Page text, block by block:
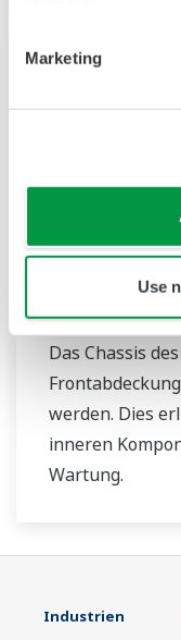
Marketing
Use
DX1000N
Das Chassis
werden. Dies
inneren
Wartung.
Industrien